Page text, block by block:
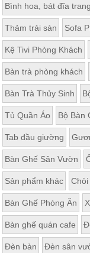
Bình hoa, bát đĩa
Thảm trải sàn Sofa
Kệ Tivi Phòng Khách
Bàn trà phòng khách
Bàn Trà Thủy Sinh
Tủ Quần Áo Bộ Bàn
Tab đầu giường
Bàn Ghế Sân Vườn
Sản phẩm khác
Bàn Ghế Phòng Ăn
Bàn ghế quán cafe
Đèn bàn Đèn sân